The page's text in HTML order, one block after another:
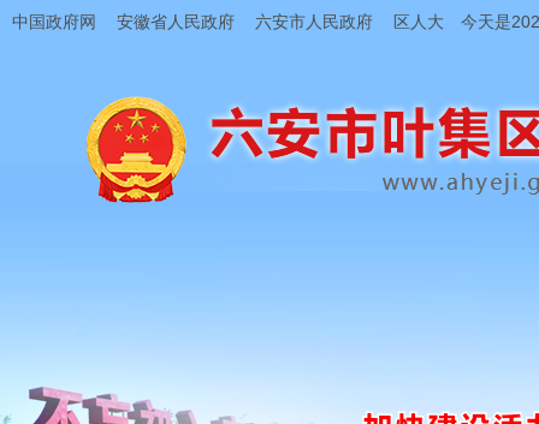
中国政府网 安徽省人民政府 六安市人民政府 区人大 今天是